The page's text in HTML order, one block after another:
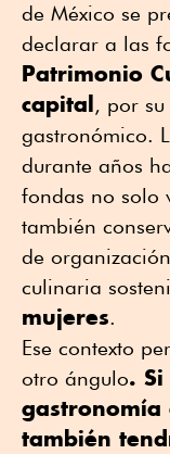
de México se
declarar a las
Patrimonio
capital, por
gastronómico.
durante años
fondas no solo
también
de
culinaria
mujeres.
Ese contexto
otro ángulo.
gastronomía
también